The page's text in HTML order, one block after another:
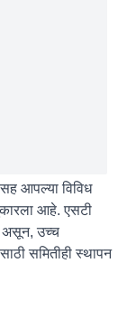
आपल्या विविध
आहे. एसटी
असून, उच्च
समितीही स्थापन